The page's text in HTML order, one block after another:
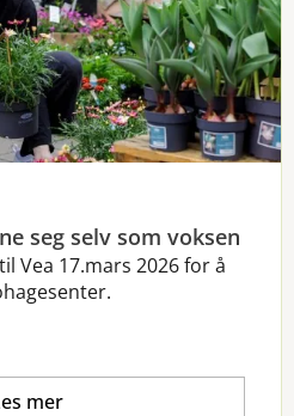
seg selv som voksen
Vea 17.mars 2026 for å
mer